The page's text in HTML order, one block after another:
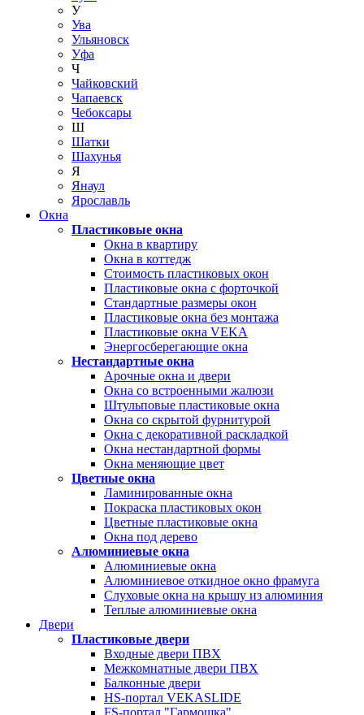
У
Ува
Ульяновск
Уфа
Ч
Чайковский
Чапаевск
Чебоксары
Ш
Шатки
Шахунья
Я
Янаул
Ярославль
Окна
Пластиковые окна
Окна в квартиру
Окна в коттедж
Стоимость пластиковых окон
Пластиковые окна с форточкой
Стандартные размеры окон
Пластиковые окна без монтажа
Пластиковые окна VEKA
Энергосберегающие окна
Нестандартные окна
Арочные окна и двери
Окна со встроенными жалюзи
Штульповые пластиковые окна
Окна со скрытой фурнитурой
Окна с декоративной раскладкой
Окна нестандартной формы
Окна меняющие цвет
Цветные окна
Ламинированные окна
Покраска пластиковых окон
Цветные пластиковые окна
Окна под дерево
Алюминиевые окна
Алюминиевые окна
Алюминиевое откидное окно фрамуга
Слуховые окна на крышу из алюминия
Теплые алюминиевые окна
Двери
Пластиковые двери
Входные двери ПВХ
Межкомнатные двери ПВХ
Балконные двери
HS-портал VEKASLIDE
FS-портал "Гармошка"